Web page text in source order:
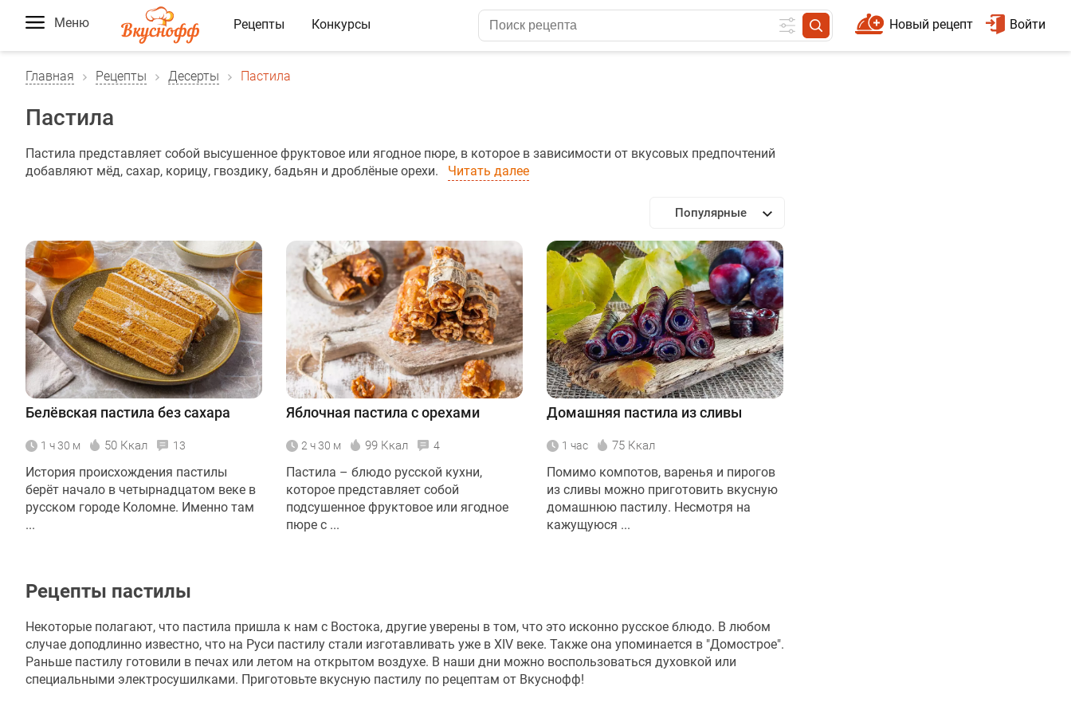
Меню Рецепты Конкурсы Войти
Новый рецепт
Главная Рецепты Десерты Пастила
Пастила
Пастила представляет собой высушенное фруктовое или ягодное пюре, в которое в зависимости от вкусовых предпочтений
добавляют мёд, сахар, корицу, гвоздику, бадьян и дроблёные орехи.
Читать далее
Популярные
Белёвская пастила без сахара
1 ч 30 м 50 Ккал 13
История происхождения пастилы
берёт начало в четырнадцатом веке в
русском городе Коломне. Именно там
...
Яблочная пастила с орехами
2 ч 30 м 99 Ккал 4
Пастила – блюдо русской кухни,
которое представляет собой
подсушенное фруктовое или ягодное
пюре с ...
Домашняя пастила из сливы
1 час 75 Ккал
Помимо компотов, варенья и пирогов
из сливы можно приготовить вкусную
домашнюю пастилу. Несмотря на
кажущуюся ...
Рецепты пастилы
Некоторые полагают, что пастила пришла к нам с Востока, другие уверены в том, что это исконно русское блюдо. В любом
случае доподлинно известно, что на Руси пастилу стали изготавливать уже в XIV веке. Также она упоминается в "Домострое".
Раньше пастилу готовили в печах или летом на открытом воздухе. В наши дни можно воспользоваться духовкой или
специальными электросушилками. Приготовьте вкусную пастилу по рецептам от Вкуснофф!